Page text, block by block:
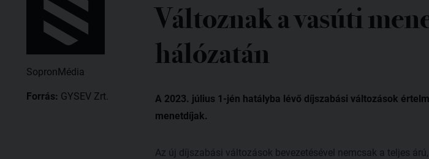
SopronMédia
Forrás: GYSEV Zrt.
Változnak a vasúti
hálózatán
A 2023. július 1-jén hatályba lévő díjszabási változások
menetdíjak.
Az új díjszabási változások bevezetésével nemcsak a teljes